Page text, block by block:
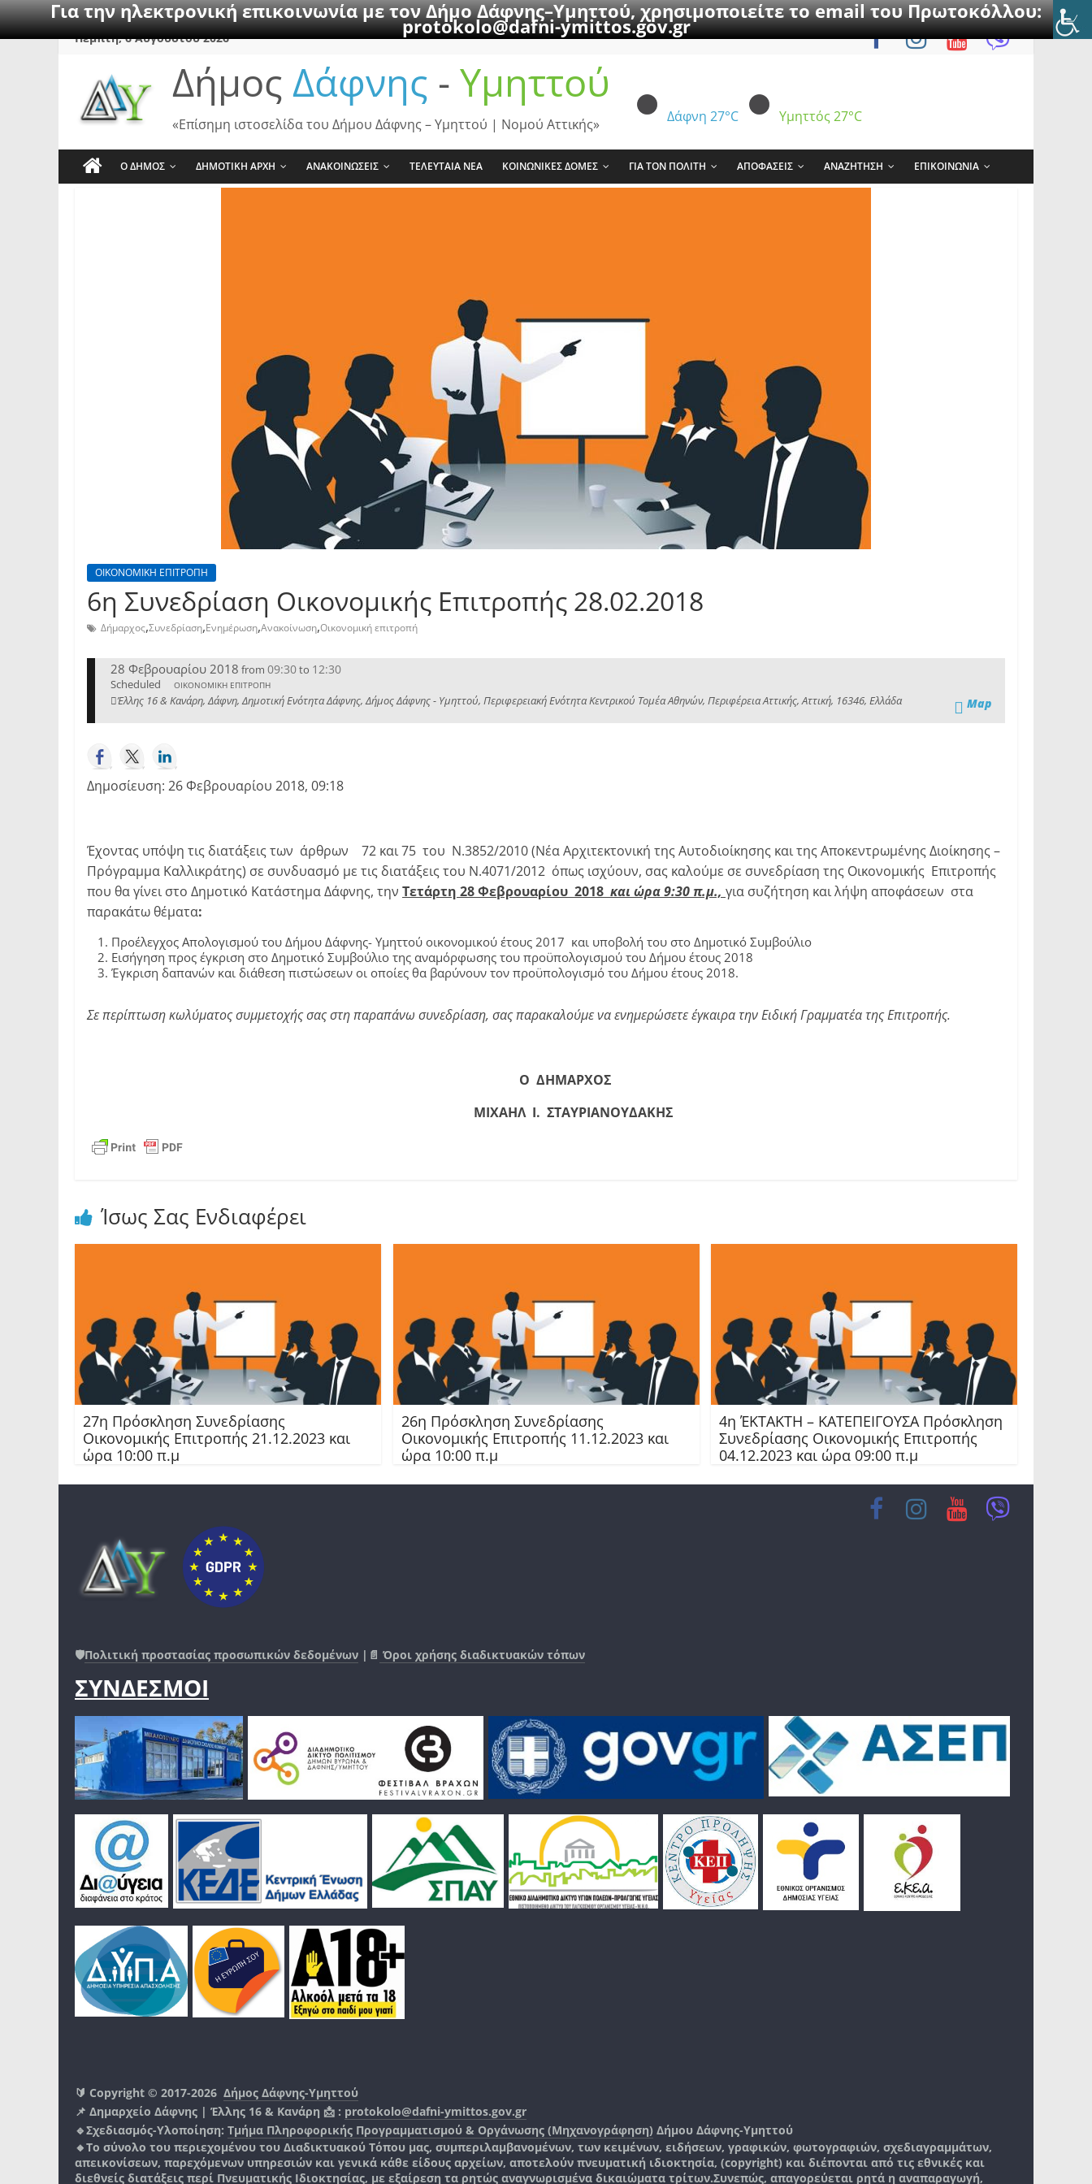
Για την ηλεκτρονική επικοινωνία με τον Δήμο Δάφνης–Υμηττού, χρησιμοποιείτε το email του Πρωτοκόλλου:
protokolo@dafni-ymittos.gov.gr
SkipΠέμπτη, 6 Αυγούστου 2026
Δήμος Δάφνης - Υμηττού
Δάφνη 27°C Υμηττός 27°C
«Επίσημη ιστοσελίδα του Δήμου Δάφνης – Υμηττού | Νομού Αττικής»
Ο ΔΗΜΟΣ ΔΗΜΟΤΙΚΗ ΑΡΧΗ ΑΝΑΚΟΙΝΩΣΕΙΣ ΤΕΛΕΥΤΑΙΑ ΝΕΑ ΚΟΙΝΩΝΙΚΕΣ ΔΟΜΕΣ ΓΙΑ ΤΟΝ ΠΟΛΙΤΗ ΑΠΟΦΑΣΕΙΣ ΑΝΑΖΗΤΗΣΗ ΕΠΙΚΟΙΝΩΝΙΑ
ΟΙΚΟΝΟΜΙΚΗ ΕΠΙΤΡΟΠΗ
6η Συνεδρίαση Οικονομικής Επιτροπής 28.02.2018
Δήμαρχος,Συνεδρίαση,Ενημέρωση,Ανακοίνωση,Οικονομική επιτροπή
28 Φεβρουαρίου 2018 from 09:30to 12:30
Scheduled ΟΙΚΟΝΟΜΙΚΗ ΕΠΙΤΡΟΠΗ
Έλλης 16 & Κανάρη, Δάφνη, Δημοτική Ενότητα Δάφνης, Δήμος Δάφνης - Υμηττού, Περιφερειακή Ενότητα Κεντρικού Τομέα Αθηνών, Περιφέρεια Αττικής, Αττική, 16346, Ελλάδα Map
Δημοσίευση: 26 Φεβρουαρίου 2018, 09:18
Έχοντας υπόψη τις διατάξεις των άρθρων 72 και 75 του Ν.3852/2010 (Νέα Αρχιτεκτονική της Αυτοδιοίκησης και της Αποκεντρωμένης Διοίκησης –
Πρόγραμμα Καλλικράτης) σε συνδυασμό με τις διατάξεις του Ν.4071/2012 όπως ισχύουν, σας καλούμε σε συνεδρίαση της Οικονομικής Επιτροπής
που θα γίνει στο Δημοτικό Κατάστημα Δάφνης, την Τετάρτη 28 Φεβρουαρίου 2018 και ώρα 9:30 π.μ., για συζήτηση και λήψη αποφάσεων στα
παρακάτω θέματα:
Προέλεγχος Απολογισμού του Δήμου Δάφνης- Υμηττού οικονομικού έτους 2017 και υποβολή του στο Δημοτικό Συμβούλιο
Εισήγηση προς έγκριση στο Δημοτικό Συμβούλιο της αναμόρφωσης του προϋπολογισμού του Δήμου έτους 2018
Έγκριση δαπανών και διάθεση πιστώσεων οι οποίες θα βαρύνουν τον προϋπολογισμό του Δήμου έτους 2018.
Σε περίπτωση κωλύματος συμμετοχής σας στη παραπάνω συνεδρίαση, σας παρακαλούμε να ενημερώσετε έγκαιρα την Ειδική Γραμματέα της Επιτροπής.
Ο ΔΗΜΑΡΧΟΣ
ΜΙΧΑΗΛ Ι. ΣΤΑΥΡΙΑΝΟΥΔΑΚΗΣ
Ίσως Σας Ενδιαφέρει
27η Πρόσκληση Συνεδρίασης
Οικονομικής Επιτροπής 21.12.2023 και
ώρα 10:00 π.μ
26η Πρόσκληση Συνεδρίασης
Οικονομικής Επιτροπής 11.12.2023 και
ώρα 10:00 π.μ
4η ΈΚΤΑΚΤΗ – ΚΑΤΕΠΕΙΓΟΥΣΑ Πρόσκληση
Συνεδρίασης Οικονομικής Επιτροπής
04.12.2023 και ώρα 09:00 π.μ
🛡️Πολιτική προστασίας προσωπικών δεδομένων |📄 Όροι χρήσης διαδικτυακών τόπων
ΣΥΝΔΕΣΜΟΙ
🔰 Copyright © 2017-2026 Δήμος Δάφνης-Υμηττού
📌 Δημαρχείο Δάφνης | Έλλης 16 & Κανάρη 📩 : protokolo@dafni-ymittos.gov.gr
🔹Σχεδιασμός-Υλοποίηση: Τμήμα Πληροφορικής Προγραμματισμού & Οργάνωσης (Μηχανογράφηση) Δήμου Δάφνης-Υμηττού
🔸Το σύνολο του περιεχομένου του Διαδικτυακού Τόπου μας, συμπεριλαμβανομένων, των κειμένων, ειδήσεων, γραφικών, φωτογραφιών, σχεδιαγραμμάτων,
απεικονίσεων, παρεχόμενων υπηρεσιών και γενικά κάθε είδους αρχείων, αποτελούν πνευματική ιδιοκτησία, (copyright) και διέπονται από τις εθνικές και
διεθνείς διατάξεις περί Πνευματικής Ιδιοκτησίας, με εξαίρεση τα ρητώς αναγνωρισμένα δικαιώματα τρίτων.Συνεπώς, απαγορεύεται ρητά η αναπαραγωγή,